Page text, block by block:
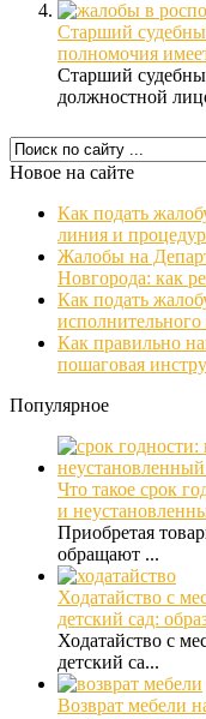
Старший
полномочия
Старший
должностной
Новое на сайте
Как подать
линия и
Жалобы на
Новгорода: как
Как подать
Как правильно
пошаговая
Популярное
Что такое срок
и
Приобретая
обращают ...
Ходатайство с
детский сад:
Ходатайство с
детский са...
Возврат мебели